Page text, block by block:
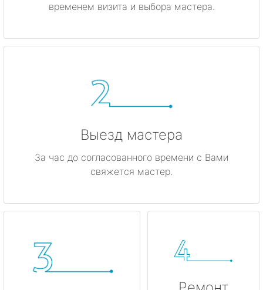
временем визита и выбора мастера.
Выезд мастера
За час до согласованного времени с Вами
свяжется мастер.